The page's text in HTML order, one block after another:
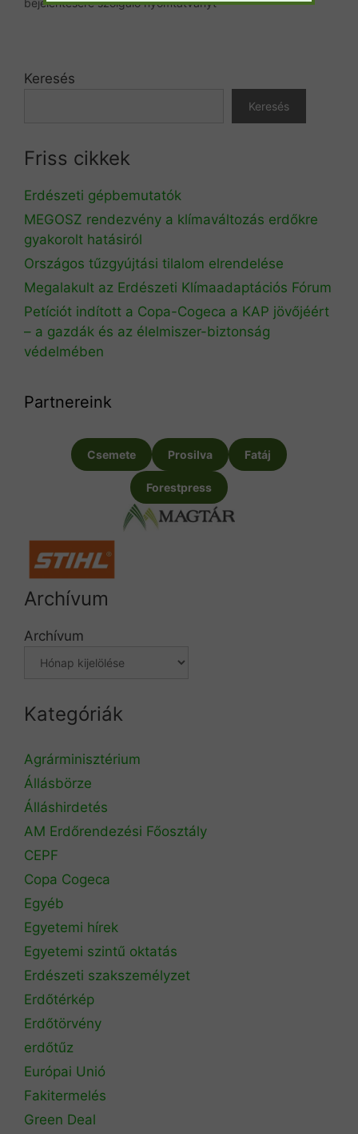
Keresés
Keresés
Friss cikkek
Erdészeti gépbemutatók
MEGOSZ rendezvény a klímaváltozás erdőkre
gyakorolt hatásiról
Országos tűzgyújtási tilalom elrendelése
Megalakult az Erdészeti Klímaadaptációs Fórum
Petíciót indított a Copa-Cogeca a KAP jövőjéért
– a gazdák és az élelmiszer-biztonság
védelmében
Partnereink
Csemete Prosilva Fatáj
Forestpress
Archívum
Archívum
Kategóriák
Agrárminisztérium
Állásbörze
Álláshirdetés
AM Erdőrendezési Főosztály
CEPF
Copa Cogeca
Egyéb
Egyetemi hírek
Egyetemi szintű oktatás
Erdészeti szakszemélyzet
Erdőtérkép
Erdőtörvény
erdőtűz
Európai Unió
Fakitermelés
Green Deal